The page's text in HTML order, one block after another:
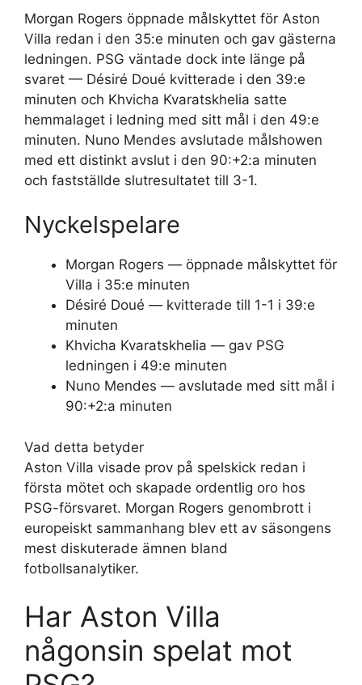
Morgan Rogers öppnade målskyttet för Aston
Villa redan i den 35:e minuten och gav gästerna
ledningen. PSG väntade dock inte länge på
svaret — Désiré Doué kvitterade i den 39:e
minuten och Khvicha Kvaratskhelia satte
hemmalaget i ledning med sitt mål i den 49:e
minuten. Nuno Mendes avslutade målshowen
med ett distinkt avslut i den 90:+2:a minuten
och fastställde slutresultatet till 3-1.
Nyckelspelare
Morgan Rogers — öppnade målskyttet för
Villa i 35:e minuten
Désiré Doué — kvitterade till 1-1 i 39:e
minuten
Khvicha Kvaratskhelia — gav PSG
ledningen i 49:e minuten
Nuno Mendes — avslutade med sitt mål i
90:+2:a minuten
Vad detta betyder
Aston Villa visade prov på spelskick redan i
första mötet och skapade ordentlig oro hos
PSG-försvaret. Morgan Rogers genombrott i
europeiskt sammanhang blev ett av säsongens
mest diskuterade ämnen bland
fotbollsanalytiker.
Har Aston Villa
någonsin spelat mot